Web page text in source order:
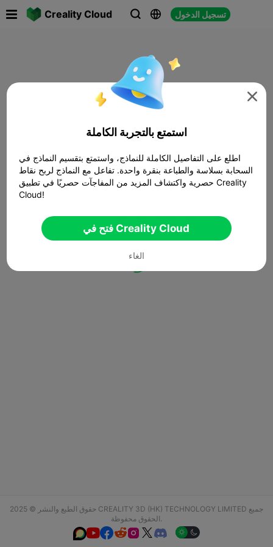
Creality Cloud   تسجيل الدخول
حقوق الطبع والنشر © 2025 CREALITY 3D (HK) TECHNOLOGY LIMITED جميع
الحقوق محفوظة.
  

استمتع بالتجربة الكاملة
اطلع على التفاصيل الكاملة للنماذج، واستمتع بتقسيم النماذج في
السحابة بسلاسة والطباعة بنقرة واحدة. تفاعل مع النماذج لربح نقاط
حصرية واكتشاف المزيد من المفاجآت حصريًا في تطبيق Creality
Cloud!
فتح في Creality Cloud
الغاء